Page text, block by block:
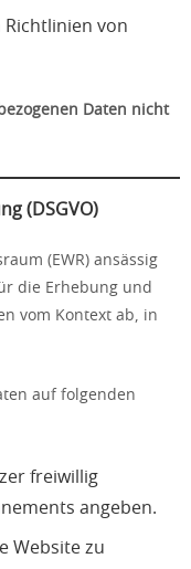
Richtlinien von
Daten nicht
(DSGVO)
(EWR) ansässig
die Erhebung und
vom Kontext ab, in
auf folgenden
freiwillig
angeben.
Website zu